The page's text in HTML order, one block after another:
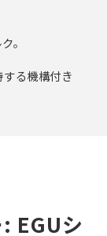
。
る機構付き
EGUシ